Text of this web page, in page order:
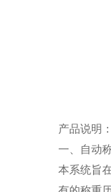
产品说明
一、自动
本系统旨